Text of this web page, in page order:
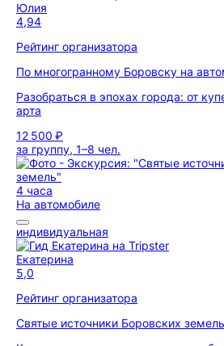
Юлия
4,94
Рейтинг организатора
По многогранному Боровску на
Разобраться в эпохах города: от
арта
12 500 ₽
за группу, 1–8 чел.
4 часа
На автомобиле
индивидуальная
Екатерина
5,0
Рейтинг организатора
Святые источники Боровских земель